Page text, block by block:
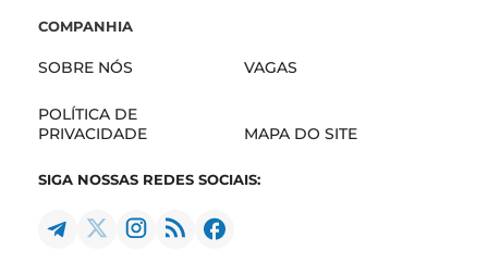
COMPANHIA
SOBRE NÓS VAGAS
POLÍTICA DE
PRIVACIDADE
MAPA DO SITE
SIGA NOSSAS REDES SOCIAIS: